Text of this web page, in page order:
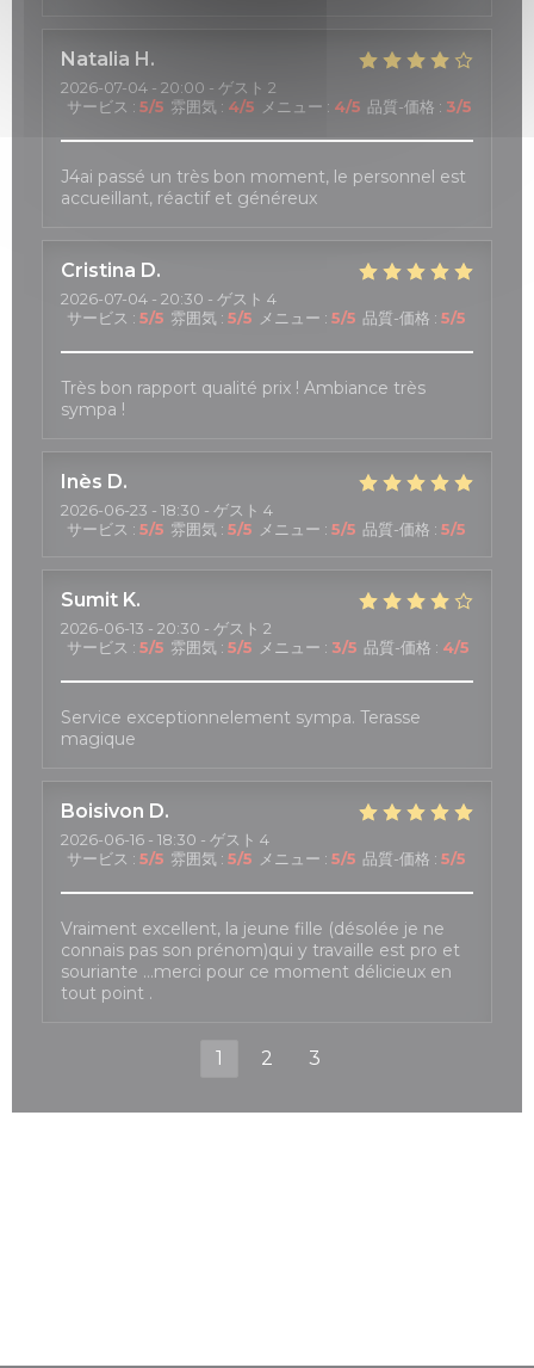
Natalia H
2026-07-04 - 20:00 - ゲスト 2
サービス : 5/5 雰囲気 : 4/5 メニュー : 4/5 品質-価格 : 3/5
J4ai passé un très bon moment, le personnel est
accueillant, réactif et généreux
Cristina D
2026-07-04 - 20:30 - ゲスト 4
サービス : 5/5 雰囲気 : 5/5 メニュー : 5/5 品質-価格 : 5/5
Très bon rapport qualité prix ! Ambiance très
sympa !
Inès D
2026-06-23 - 18:30 - ゲスト 4
サービス : 5/5 雰囲気 : 5/5 メニュー : 5/5 品質-価格 : 5/5
Sumit K
2026-06-13 - 20:30 - ゲスト 2
サービス : 5/5 雰囲気 : 5/5 メニュー : 3/5 品質-価格 : 4/5
Service exceptionnelement sympa. Terasse
magique
Boisivon D
2026-06-16 - 18:30 - ゲスト 4
サービス : 5/5 雰囲気 : 5/5 メニュー : 5/5 品質-価格 : 5/5
Vraiment excellent, la jeune fille (désolée je ne
connais pas son prénom)qui y travaille est pro et
souriante …merci pour ce moment délicieux en
tout point .
1 2 3